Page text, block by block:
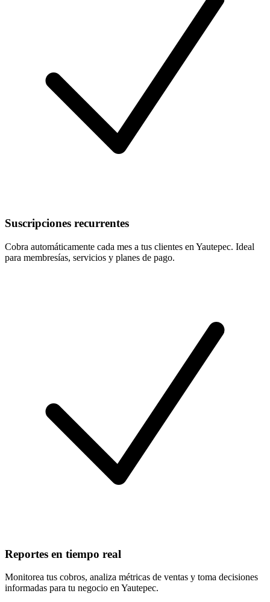
Suscripciones recurrentes
Cobra automáticamente cada mes a tus clientes en Yautepec. Ideal
para membresías, servicios y planes de pago.
Reportes en tiempo real
Monitorea tus cobros, analiza métricas de ventas y toma decisiones
informadas para tu negocio en Yautepec.